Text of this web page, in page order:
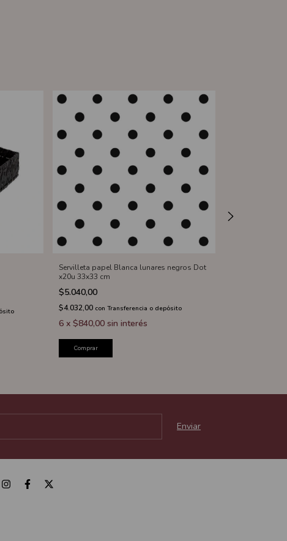
Servilleta papel Blanca lunares negros Dot
x20u 33x33 cm
$5.040,00
$4.032,00 con Transferencia o depósito
6 x $840,00 sin interés
Comprar